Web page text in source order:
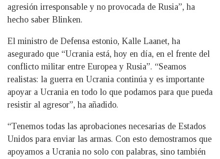
agresión irresponsable y no provocada de Rusia”, ha
hecho saber Blinken.
El ministro de Defensa estonio, Kalle Laanet, ha
asegurado que “Ucrania está, hoy en día, en el frente del
conflicto militar entre Europea y Rusia”. “Seamos
realistas: la guerra en Ucrania continúa y es importante
apoyar a Ucrania en todo lo que podamos para que pueda
resistir al agresor”, ha añadido.
“Tenemos todas las aprobaciones necesarias de Estados
Unidos para enviar las armas. Con esto demostramos que
apoyamos a Ucrania no solo con palabras, sino también